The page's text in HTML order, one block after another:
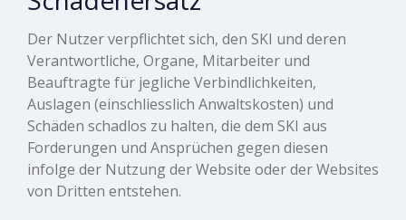
Der Nutzer verpflichtet sich, den SKI und deren
Verantwortliche, Organe, Mitarbeiter und
Beauftragte für jegliche Verbindlichkeiten,
Auslagen (einschliesslich Anwaltskosten) und
Schäden schadlos zu halten, die dem SKI aus
Forderungen und Ansprüchen gegen diesen
infolge der Nutzung der Website oder der Websites
von Dritten entstehen.